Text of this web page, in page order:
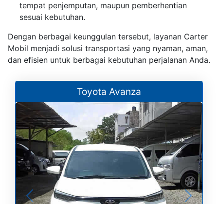
tempat penjemputan, maupun pemberhentian
sesuai kebutuhan.
Dengan berbagai keunggulan tersebut, layanan Carter
Mobil menjadi solusi transportasi yang nyaman, aman,
dan efisien untuk berbagai kebutuhan perjalanan Anda.
Toyota Avanza